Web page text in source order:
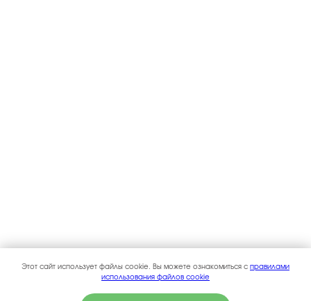
Этот сайт использует файлы cookie. Вы можете ознакомиться с правилами
использования файлов cookie